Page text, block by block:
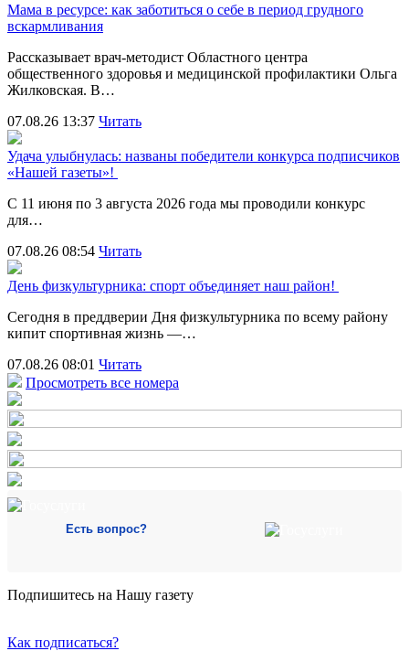
Мама в ресурсе: как заботиться о себе в период грудного
вскармливания
Рассказывает врач-методист Областного центра
общественного здоровья и медицинской профилактики Ольга
Жилковская. В…
07.08.26 13:37 Читать
Удача улыбнулась: названы победители конкурса подписчиков
«Нашей газеты»!
С 11 июня по 3 августа 2026 года мы проводили конкурс
для…
07.08.26 08:54 Читать
День физкультурника: спорт объединяет наш район!
Сегодня в преддверии Дня физкультурника по всему району
кипит спортивная жизнь —…
07.08.26 08:01 Читать
Просмотреть все номера
Есть вопрос?
Подпишитесь на Нашу газету
Как подписаться?